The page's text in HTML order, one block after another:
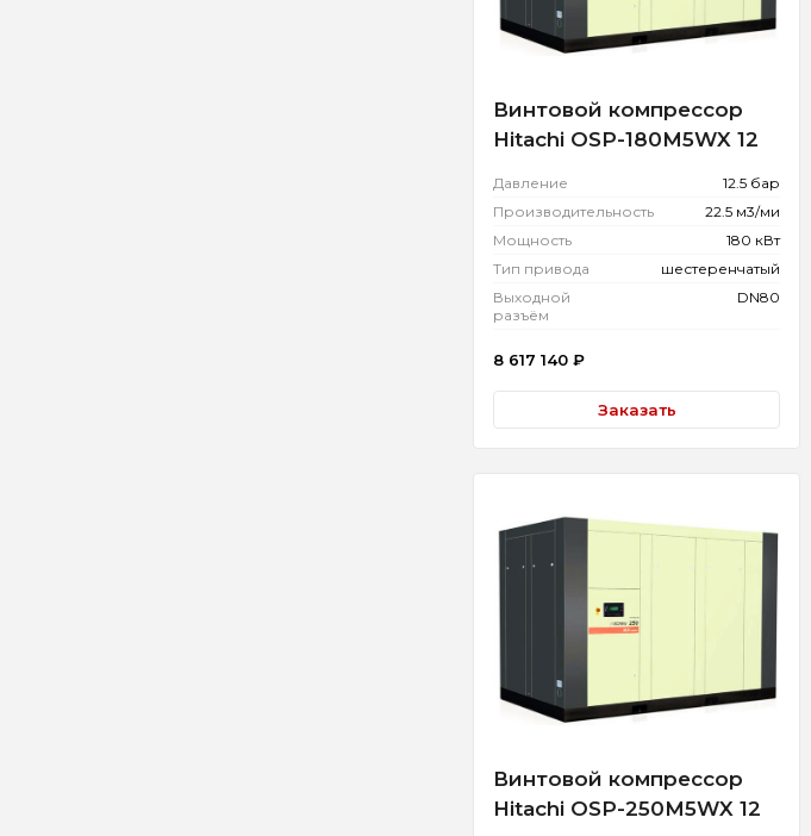
Винтовой компрессор
Hitachi OSP-180M5WX 12
Давление
12.5 бар
Производительность
22.5 м3/ми
Мощность
180 кВт
Тип привода
шестеренчатый
Выходной
разъём
DN80
8 617 140 ₽
Заказать
Винтовой компрессор
Hitachi OSP-250M5WX 12